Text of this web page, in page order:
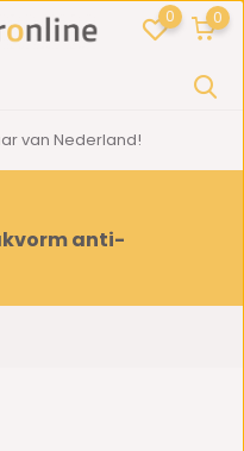
0 0
van Nederland!
anti-